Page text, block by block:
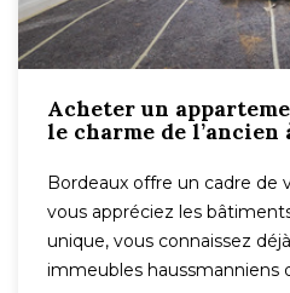
Acheter un
le charme de l’ancien
Bordeaux offre un cadre de
vous appréciez les
unique, vous connaissez
immeubles haussmanniens